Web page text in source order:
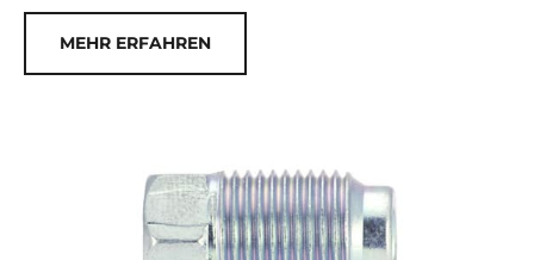
MEHR ERFAHREN